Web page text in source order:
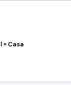
» Casa